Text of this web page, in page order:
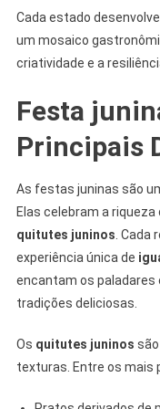
Cada estado
um mosaico
criatividade e a
Festa
Principais
As festas juninas são
Elas celebram a
quitutes juninos .
experiência única de
encantam os paladares
tradições deliciosas.
Os quitutes juninos
texturas. Entre os mais